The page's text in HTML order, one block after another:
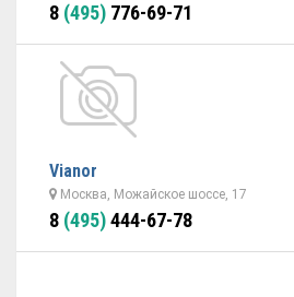
8 (495) 776-69-71
Vianor
Москва, Можайское шоссе, 17
8 (495)444-67-78